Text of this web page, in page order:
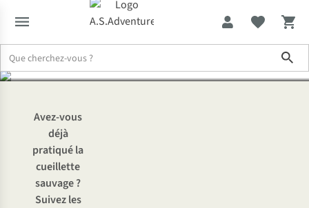
comestibles ?
Avez-vous
déjà
pratiqué la
cueillette
sauvage ?
Suivez les